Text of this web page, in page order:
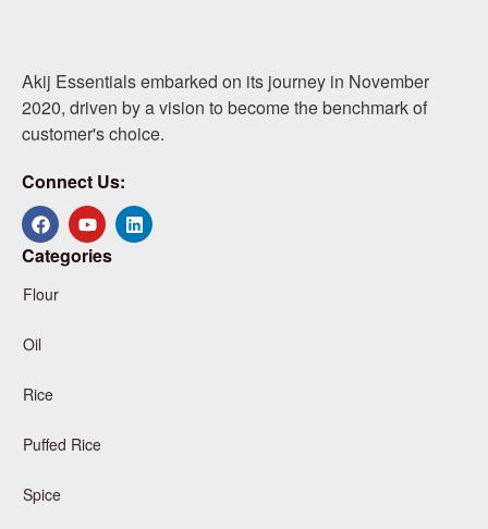
Akij Essentials embarked on its journey in November
2020, driven by a vision to become the benchmark of
customer's choice.
Connect Us:
Categories
Flour
Oil
Rice
Puffed Rice
Spice